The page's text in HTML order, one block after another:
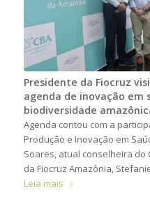
Presidente da Fiocruz
agenda de inovação em
biodiversidade
Agenda contou com a
Produção e Inovação em
Soares, atual conselheira do
da Fiocruz Amazônia,
Leia mais